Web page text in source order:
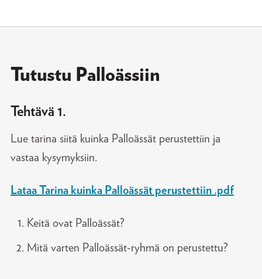
Tutustu Palloässiin
Tehtävä 1.
Lue tarina siitä kuinka Palloässät perustettiin ja
vastaa kysymyksiin.
Lataa Tarina kuinka Palloässät perustettiin .pdf
Keitä ovat Palloässät?
Mitä varten Palloässät-ryhmä on perustettu?